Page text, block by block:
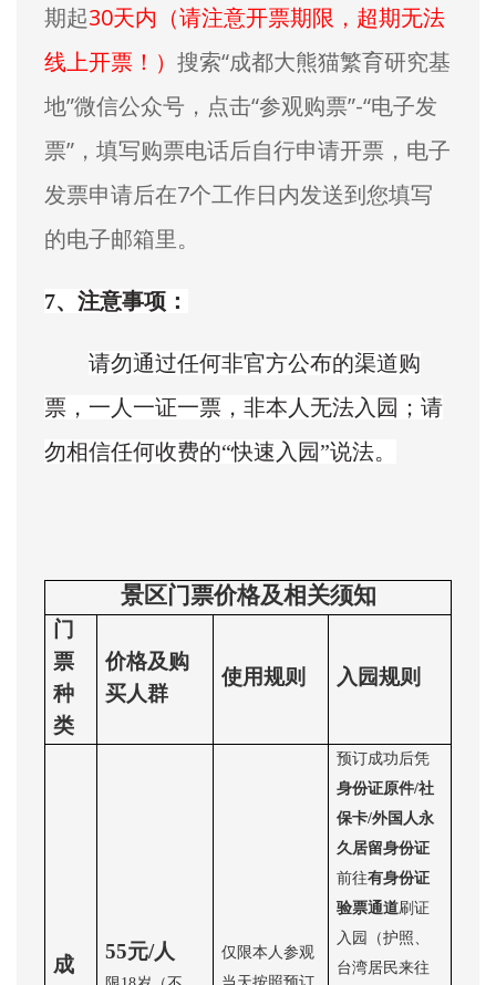
期起30天内（请注意开票期限，超期无法
线上开票！） 搜索“成都大熊猫繁育研究基
地”微信公众号，点击“参观购票”-“电子发
票”，填写购票电话后自行申请开票，电子
发票申请后在7个工作日内发送到您填写
的电子邮箱里。
7、注意事项：
请勿通过任何非官方公布的渠道购
票，一人一证一票，非本人无法入园；请
勿相信任何收费的“快速入园”说法。
景区门票价格及相关须知
门
票
种
类
价格及购
买人群
使用规则 入园规则
成
55元/人
仅限本人参观
预订成功后凭
身份证原件/社
保卡/外国人永
久居留身份证
前往有身份证
验票通道刷证
入园（护照、
台湾居民来往